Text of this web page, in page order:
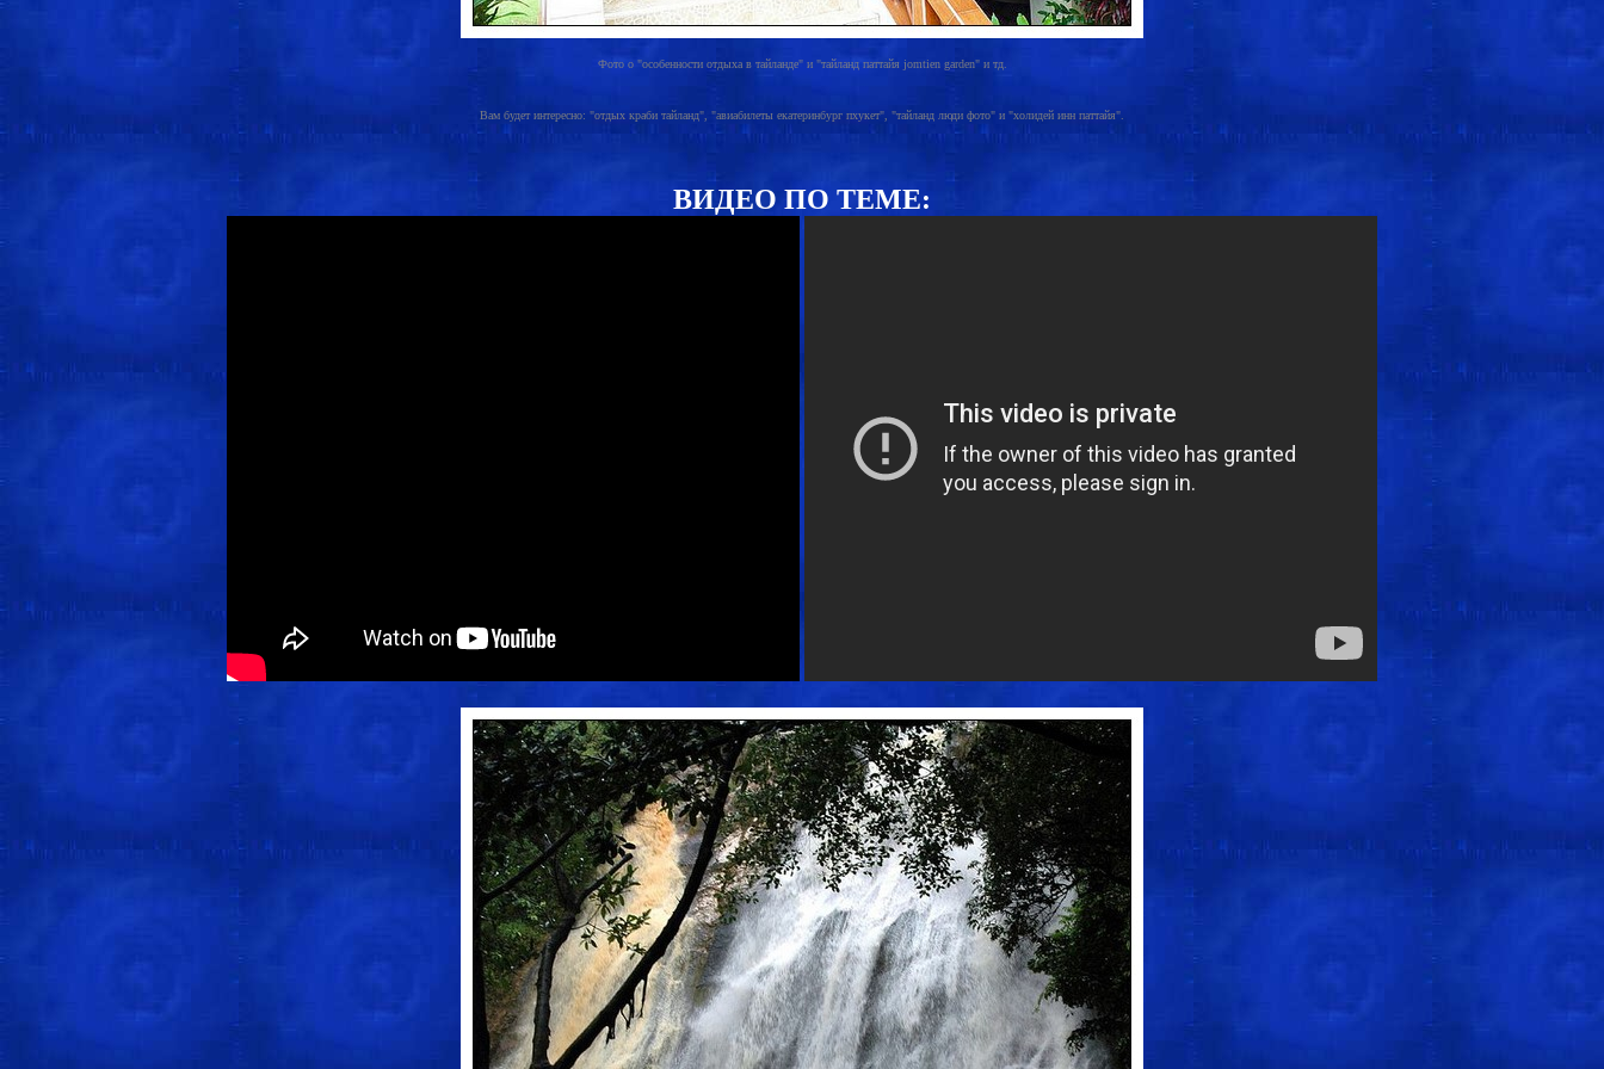
Фото о "особенности отдыха в тайланде" и "тайланд паттайя jomtien garden" и тд.
Вам будет интересно: "отдых краби тайланд", "авиабилеты екатеринбург пхукет", "тайланд люди фото" и "холидей инн паттайя".
ВИДЕО ПО ТЕМЕ: